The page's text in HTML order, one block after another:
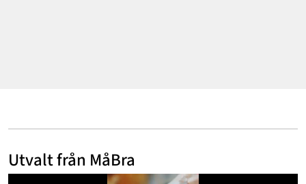
Utvalt från MåBra